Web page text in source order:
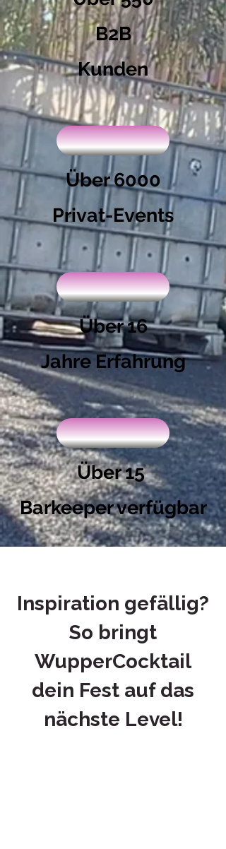
B2B
Kunden
Über 6000
Privat-Events
Über 16
Jahre Erfahrung
Über 15
Barkeeper verfügbar
Inspiration gefällig?
So bringt
WupperCocktail
dein Fest auf das
nächste Level!